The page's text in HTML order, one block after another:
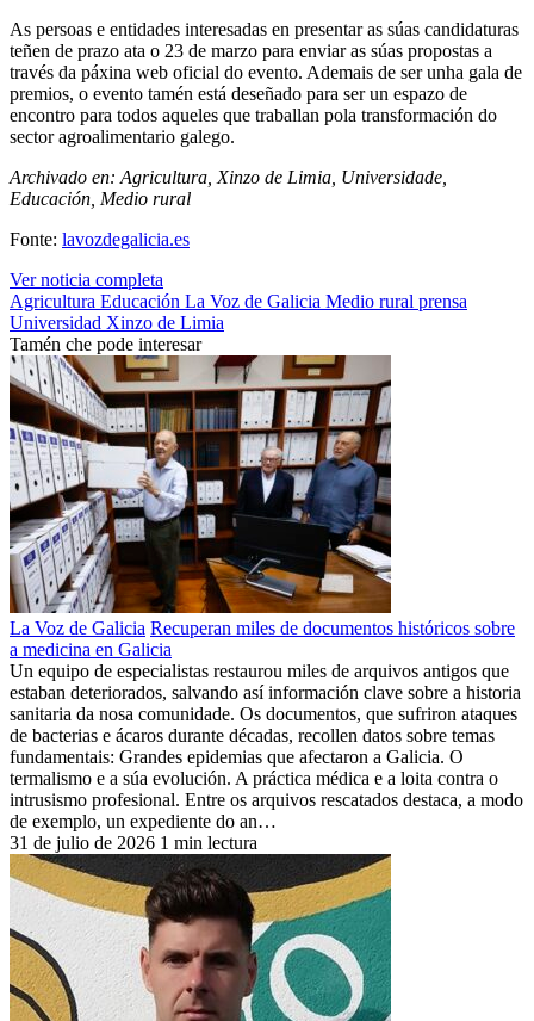
As persoas e entidades interesadas en presentar as súas candidaturas
teñen de prazo ata o 23 de marzo para enviar as súas propostas a
través da páxina web oficial do evento. Ademais de ser unha gala de
premios, o evento tamén está deseñado para ser un espazo de
encontro para todos aqueles que traballan pola transformación do
sector agroalimentario galego.
Archivado en: Agricultura, Xinzo de Limia, Universidade,
Educación, Medio rural
Fonte: lavozdegalicia.es
Ver noticia completa
Agricultura Educación La Voz de Galicia Medio rural prensa
Universidad Xinzo de Limia
Tamén che pode interesar
La Voz de Galicia Recuperan miles de documentos históricos sobre
a medicina en Galicia
Un equipo de especialistas restaurou miles de arquivos antigos que
estaban deteriorados, salvando así información clave sobre a historia
sanitaria da nosa comunidade. Os documentos, que sufriron ataques
de bacterias e ácaros durante décadas, recollen datos sobre temas
fundamentais: Grandes epidemias que afectaron a Galicia. O
termalismo e a súa evolución. A práctica médica e a loita contra o
intrusismo profesional. Entre os arquivos rescatados destaca, a modo
de exemplo, un expediente do an…
31 de julio de 2026 1 min lectura